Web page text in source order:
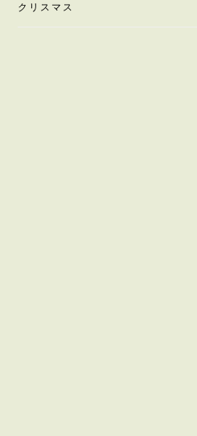
クリスマス